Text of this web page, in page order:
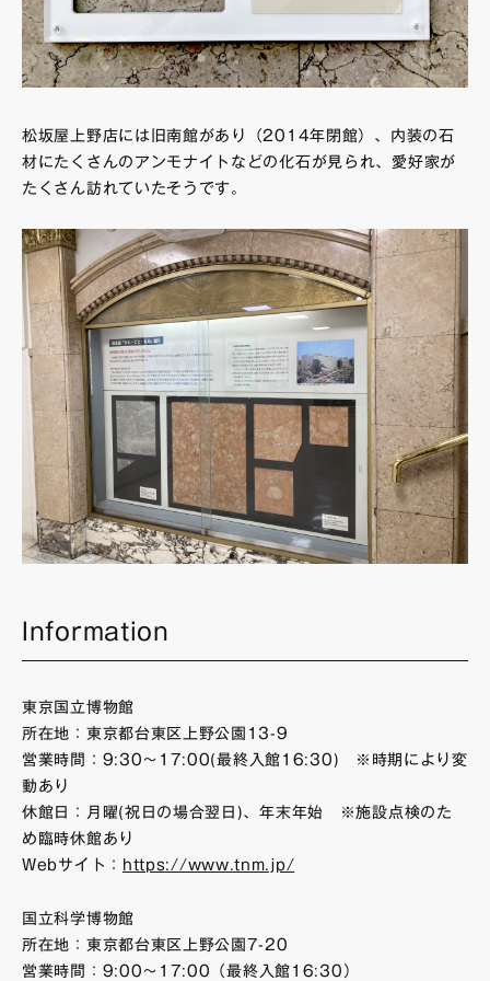
松坂屋上野店には旧南館があり（2014年閉館）、内装の石
材にたくさんのアンモナイトなどの化石が見られ、愛好家が
たくさん訪れていたそうです。
Information
東京国立博物館
所在地：東京都台東区上野公園13-9
営業時間：9:30～17:00(最終入館16:30) ※時期により変
動あり
休館日：月曜(祝日の場合翌日)、年末年始 ※施設点検のた
め臨時休館あり
Webサイト：
https://www.tnm.jp/
国立科学博物館
所在地：東京都台東区上野公園7-20
営業時間：9:00～17:00（最終入館16:30）